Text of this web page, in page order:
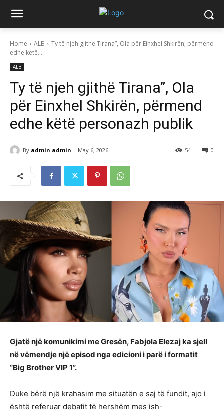
Home ALB
Ty të njeh gjithë Tirana”, Ola për Einxhel Shkirën, përmend
edhe këtë...
ALB
Ty të njeh gjithë Tirana”, Ola
për Einxhel Shkirën, përmend
edhe këtë personazh publik
By admin admin May 6, 2026 0
54
Gjatë një komunikimi me Gresën, Fabjola Elezaj ka sjell
në vëmendje një episod nga edicioni i parë i formatit
“Big Brother VIP 1”.
Duke bërë një krahasim me situatën e saj të fundit, ajo i
është referuar debatit të hershëm mes ish-